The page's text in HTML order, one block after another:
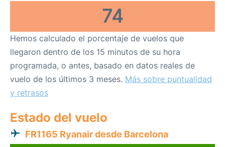
74
Hemos calculado el porcentaje de vuelos que
llegaron dentro de los 15 minutos de su hora
programada, o antes, basado en datos reales de
vuelo de los últimos 3 meses. Más sobre puntualidad
y retrasos
Estado del vuelo
FR1165 Ryanair desde Barcelona